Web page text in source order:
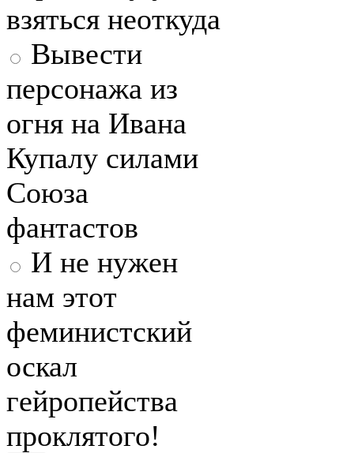
взяться неоткуда
Вывести
персонажа из
огня на Ивана
Купалу силами
Союза
фантастов
И не нужен
нам этот
феминистский
оскал
гейропейства
проклятого!